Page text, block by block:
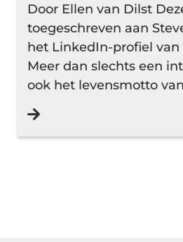
Door Ellen van Dilst
toegeschreven aan
het LinkedIn-profiel van
Meer dan slechts een
ook het levensmotto
Lees verder